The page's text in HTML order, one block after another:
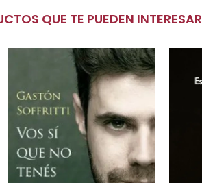
QUE TE PUEDEN INTERESAR